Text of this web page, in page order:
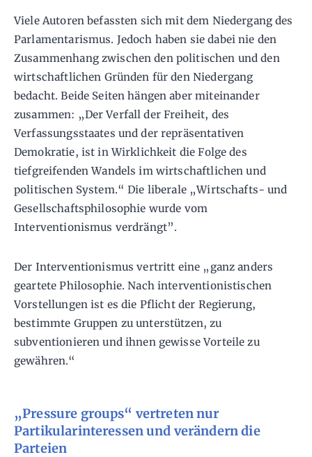
Viele Autoren befassten sich mit dem Niedergang des
Parlamentarismus. Jedoch haben sie dabei nie den
Zusammenhang zwischen den politischen und den
wirtschaftlichen Gründen für den Niedergang
bedacht. Beide Seiten hängen aber miteinander
zusammen: „Der Verfall der Freiheit, des
Verfassungsstaates und der repräsentativen
Demokratie, ist in Wirklichkeit die Folge des
tiefgreifenden Wandels im wirtschaftlichen und
politischen System.“ Die liberale „Wirtschafts- und
Gesellschaftsphilosophie wurde vom
Interventionismus verdrängt”.
Der Interventionismus vertritt eine „ganz anders
geartete Philosophie. Nach interventionistischen
Vorstellungen ist es die Pflicht der Regierung,
bestimmte Gruppen zu unterstützen, zu
subventionieren und ihnen gewisse Vorteile zu
gewähren.“
„Pressure groups“ vertreten nur
Partikularinteressen und verändern die
Parteien